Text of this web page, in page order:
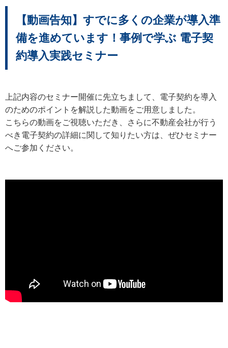
【動画告知】すでに多くの企業が導入準
備を進めています！事例で学ぶ 電子契
約導入実践セミナー
​上記内容のセミナー開催に先立ちまして、電子契約を導入
のためのポイントを解説した動画をご用意しました。
こちらの動画をご視聴いただき、さらに不動産会社が行う
べき電子契約の詳細に関して知りたい方は、ぜひセミナー
へご参加ください。